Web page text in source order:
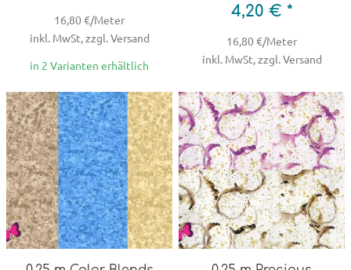
16,80 €/Meter
inkl. MwSt, zzgl. Versand
in 2 Varianten erhältlich
4,20 € *
16,80 €/Meter
inkl. MwSt, zzgl. Versand